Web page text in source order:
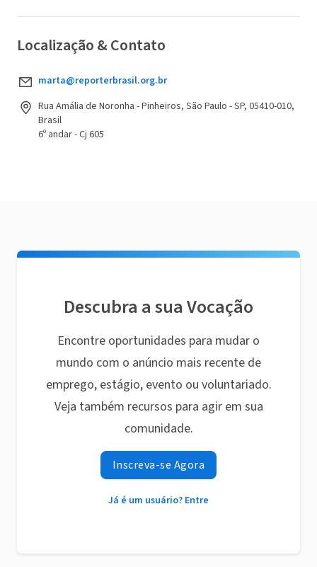
Localização & Contato
marta@reporterbrasil.org.br
Rua Amália de Noronha - Pinheiros, São Paulo - SP, 05410-010,
Brasil
6º andar - Cj 605
Descubra a sua Vocação
Encontre oportunidades para mudar o
mundo com o anúncio mais recente de
emprego, estágio, evento ou voluntariado.
Veja também recursos para agir em sua
comunidade.
Inscreva-se Agora
Já é um usuário? Entre